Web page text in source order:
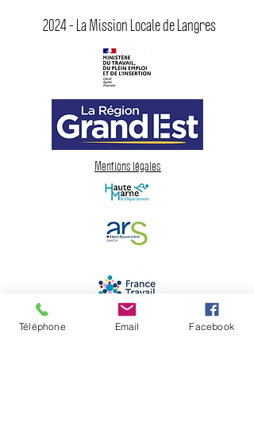
2024 - La Mission Locale de Langres
Mentions légales
Téléphone Email Facebook